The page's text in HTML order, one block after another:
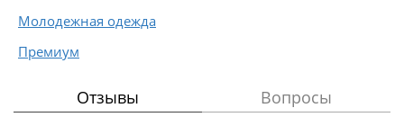
Молодежная одежда
Премиум
Отзывы Вопросы